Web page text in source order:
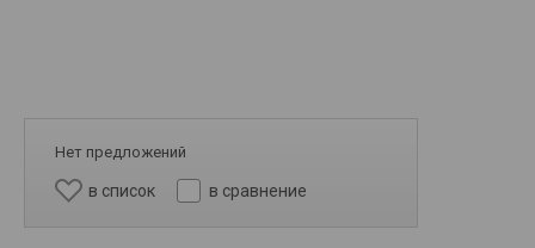
Нет предложений
в список в сравнение